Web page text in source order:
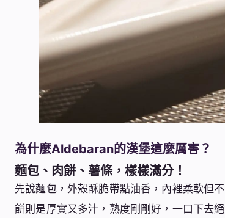
為什麼Aldebaran的漢堡這麼厲害？
麵包、肉餅、薯條，樣樣滿分！
先說麵包，外殼酥脆帶點油香，內裡柔軟但
餅則是厚實又多汁，熟度剛剛好，一口下去